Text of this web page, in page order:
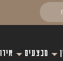
מבצעים